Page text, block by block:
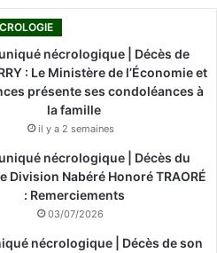
nécrologique | Décès de
: Le Ministère de l’Économie et
présente ses condoléances à
la famille
il y a 2 semaines
nécrologique | Décès du
Division Nabéré Honoré TRAORÉ
: Remerciements
03/07/2026
nécrologique | Décès de son